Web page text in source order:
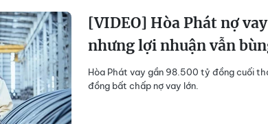
[VIDEO] Hòa Phát nợ
nhưng lợi nhuận vẫn
Hòa Phát vay gần 98.500 tỷ đồng cuối
đồng bất chấp nợ vay lớn.